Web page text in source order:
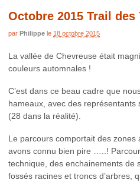
Octobre 2015 Trail des
par Philippe le 18 octobre 2015
La vallée de Chevreuse était
couleurs automnales !
C’est dans ce beau cadre que
hameaux, avec des représentants
(28 dans la réalité).
Le parcours comportait des zones
avons connu bien pire …..!
technique, des enchainements de
fossés racines et troncs d’arbres,